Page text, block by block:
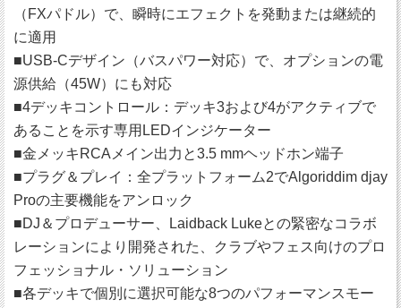
（FXパドル）で、瞬時にエフェクトを発動または継続的
に適用
■USB-Cデザイン（バスパワー対応）で、オプションの電
源供給（45W）にも対応
■4デッキコントロール：デッキ3および4がアクティブで
あることを示す専用LEDインジケーター
■金メッキRCAメイン出力と3.5 mmヘッドホン端子
■プラグ＆プレイ：全プラットフォーム2でAlgoriddim djay
Proの主要機能をアンロック
■DJ＆プロデューサー、Laidback Lukeとの緊密なコラボ
レーションにより開発された、クラブやフェス向けのプロ
フェッショナル・ソリューション
■各デッキで個別に選択可能な8つのパフォーマンスモー